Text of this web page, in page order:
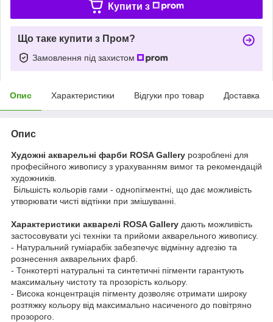
Купити з
Що таке купити з Пром?
Замовлення під захистом
Опис Характеристики Відгуки про товар Доставка
Опис
Художні акварельні фарби ROSA Gallery розроблені для
професійного живопису з урахуванням вимог та рекомендацій
художників.
Більшість кольорів гами - однопігментні, що дає можливість
утворювати чисті відтінки при змішуванні.
Характеристики акварелі ROSA Gallery дають можливість
застосовувати усі техніки та прийоми акварельного живопису.
- Натуральний гуміарабік забезпечує відмінну адгезію та
рознесення акварельних фарб.
- Тонкотерті натуральні та синтетичні пігменти гарантують
максимальну чистоту та прозорість кольору.
- Висока концентрація пігменту дозволяє отримати широку
розтяжку кольору від максимально насиченого до повітряно
прозорого.